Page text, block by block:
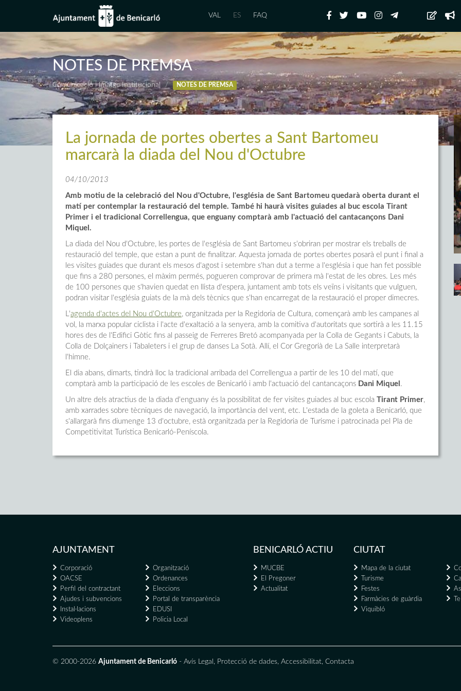
VAL ES FAQ
NOTES DE PREMSA
Comunicació i Imatge Institucional NOTES DE PREMSA
La jornada de portes obertes a Sant Bartomeu
marcarà la diada del Nou d'Octubre
04/10/2013
Amb motiu de la celebració del Nou d'Octubre, l'església de Sant Bartomeu quedarà oberta durant el
matí per contemplar la restauració del temple. També hi haurà visites guiades al buc escola Tirant
Primer i el tradicional Correllengua, que enguany comptarà amb l'actuació del cantacançons Dani
Miquel.
La diada del Nou d'Octubre, les portes de l'església de Sant Bartomeu s'obriran per mostrar els treballs de
restauració del temple, que estan a punt de finalitzar. Aquesta jornada de portes obertes posarà el punt i final a
les visites guiades que durant els mesos d'agost i setembre s'han dut a terme a l'església i que han fet possible
que fins a 280 persones, el màxim permés, pogueren comprovar de primera mà l'estat de les obres. Les més
de 100 persones que s'havien quedat en llista d'espera, juntament amb tots els veïns i visitants que vulguen,
podran visitar l'església guiats de la mà dels tècnics que s'han encarregat de la restauració el proper dimecres.
L'agenda d'actes del Nou d'Octubre, organitzada per la Regidoria de Cultura, començarà amb les campanes al
vol, la marxa popular ciclista i l'acte d'exaltació a la senyera, amb la comitiva d'autoritats que sortirà a les 11.15
hores des de l'Edifici Gòtic fins al passeig de Ferreres Bretó acompanyada per la Colla de Gegants i Cabuts, la
Colla de Dolçainers i Tabaleters i el grup de danses La Sotà. Allí, el Cor Gregorià de La Salle interpretarà
l'himne.
El dia abans, dimarts, tindrà lloc la tradicional arribada del Correllengua a partir de les 10 del matí, que
comptarà amb la participació de les escoles de Benicarló i amb l'actuació del cantancaçons Dani Miquel .
Un altre dels atractius de la diada d'enguany és la possibilitat de fer visites guiades al buc escola Tirant Primer,
amb xarrades sobre tècniques de navegació, la importància del vent, etc. L'estada de la goleta a Benicarló, que
s'allargarà fins diumenge 13 d'octubre, està organitzada per la Regidoria de Turisme i patrocinada pel Pla de
Competitivitat Turística Benicarló-Peníscola.
AJUNTAMENT
Corporació
Organització
OACSE
Ordenances
Perfil del contractant
Eleccions
Ajudes i subvencions
Portal de transparència
Instal·lacions
EDUSI
Videoplens
Policia Local
BENICARLÓ ACTIU
MUCBE
El Pregoner
Actualitat
CIUTAT
Mapa de la ciutat
Turisme
Festes
Farmàcies de guàrdia
Viquibló
© 2000-2026 Ajuntament de Benicarló - Avís Legal , Protecció de dades, Accessibilitat, Contacta